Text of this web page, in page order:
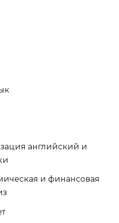
английский и
и финансовая